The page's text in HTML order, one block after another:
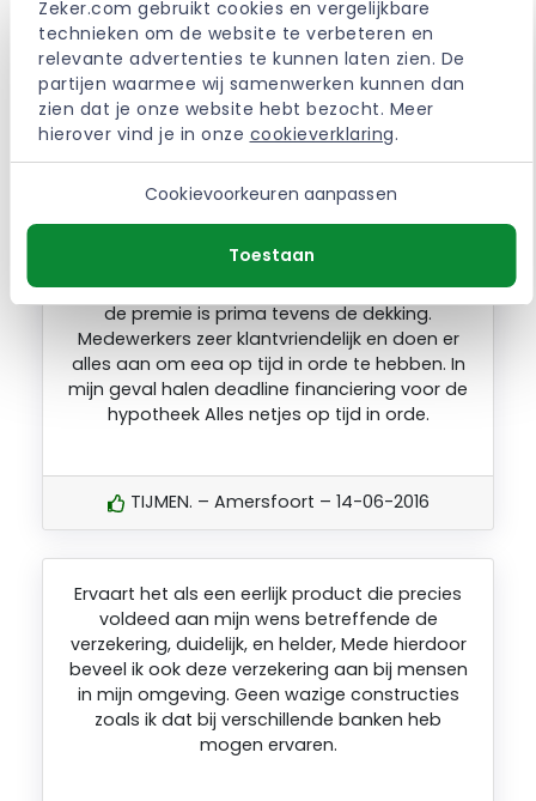
Zeker.com gebruikt cookies en vergelijkbare
technieken om de website te verbeteren en
relevante advertenties te kunnen laten zien. De
partijen waarmee wij samenwerken kunnen dan
zien dat je onze website hebt bezocht. Meer
hierover vind je in onze cookieverklaring.
Cookievoorkeuren aanpassen
Toestaan
STEFAN. – Veendam – 15-11-2018
Ik weet eigenlijk niet wie BNP is en wat voor
verzekering ik gesloten heb
ROBIN. – Woudenberg – 09-08-2016
de premie is prima tevens de dekking.
Medewerkers zeer klantvriendelijk en doen er
alles aan om eea op tijd in orde te hebben. In
mijn geval halen deadline financiering voor de
hypotheek Alles netjes op tijd in orde.
TIJMEN. – Amersfoort – 14-06-2016
Ervaart het als een eerlijk product die precies
voldeed aan mijn wens betreffende de
verzekering, duidelijk, en helder, Mede hierdoor
beveel ik ook deze verzekering aan bij mensen
in mijn omgeving. Geen wazige constructies
zoals ik dat bij verschillende banken heb
mogen ervaren.